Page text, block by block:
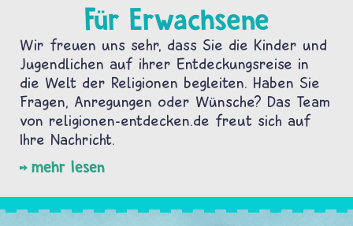
Für Erwachsene
Wir freuen uns sehr, dass Sie die Kinder und
Jugendlichen auf ihrer Entdeckungsreise in
die Welt der Religionen begleiten. Haben Sie
Fragen, Anregungen oder Wünsche? Das Team
von religionen-entdecken.de freut sich auf
Ihre Nachricht.
mehr lesen